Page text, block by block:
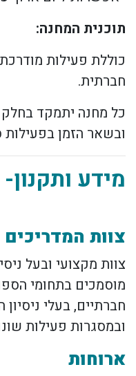
תוכנית המחנה:
כוללת פעילות
חברתית.
כל מחנה יתמקד בחלק
ובשאר הזמן
מידע ותקנון-
צוות המדריכים
צוות מקצועי ובעל
מוסמכים בתחומי
חברתיים, בעלי
ובמסגרות פעילות
ארוחות